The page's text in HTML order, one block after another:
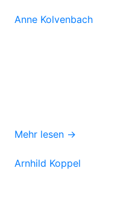
Anne Kolvenbach
Mehr lesen →
Arnhild Koppel